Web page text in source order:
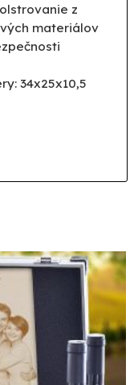
z
materiálov
34x25x10,5